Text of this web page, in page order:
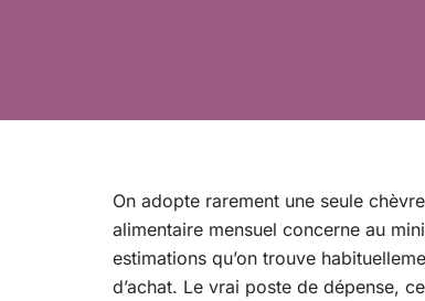
On adopte rarement une seule
alimentaire mensuel concerne au
estimations qu’on trouve
d’achat. Le vrai poste de dépense,